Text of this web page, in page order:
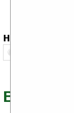
навигация:
Все